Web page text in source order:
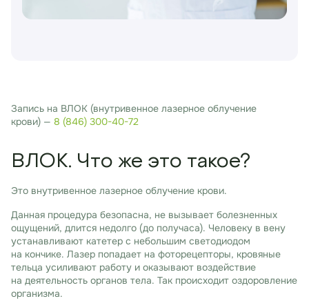
Запись на ВЛОК (внутривенное лазерное облучение
крови) — 8 (846) 300-40-72
ВЛОК. Что же это такое?
Это внутривенное лазерное облучение крови.
Данная процедура безопасна, не вызывает болезненных
ощущений, длится недолго (до получаса). Человеку в вену
устанавливают катетер с небольшим светодиодом
на кончике. Лазер попадает на фоторецепторы, кровяные
тельца усиливают работу и оказывают воздействие
на деятельность органов тела. Так происходит оздоровление
организма.